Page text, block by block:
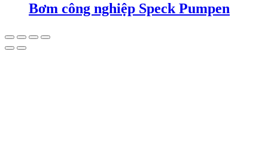
Bơm công nghiệp Speck Pumpen